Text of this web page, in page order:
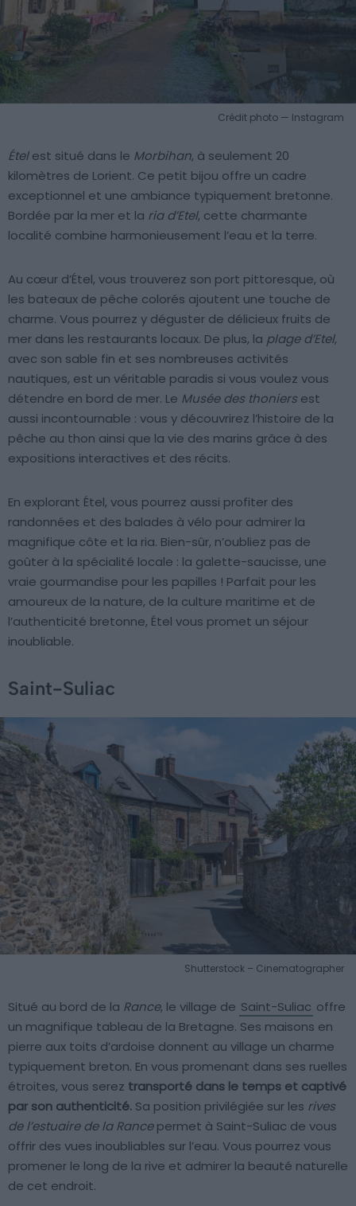
Crédit photo — Instagram
Ételest situé dans le Morbihan, à seulement 20
kilomètres de Lorient. Ce petit bijou offre un cadre
exceptionnel et une ambiance typiquement bretonne.
Bordée par la mer et la ria d’Etel, cette charmante
localité combine harmonieusement l’eau et la terre.
Au cœur d’Étel, vous trouverez son port pittoresque, où
les bateaux de pêche colorés ajoutent une touche de
charme. Vous pourrez y déguster de délicieux fruits de
mer dans les restaurants locaux. De plus, la plage d’Etel,
avec son sable fin et ses nombreuses activités
nautiques, est un véritable paradis si vous voulez vous
détendre en bord de mer. Le Musée des thoniers est
aussi incontournable : vous y découvrirez l’histoire de la
pêche au thon ainsi que la vie des marins grâce à des
expositions interactives et des récits.
En explorant Étel, vous pourrez aussi profiter des
randonnées et des balades à vélo pour admirer la
magnifique côte et la ria. Bien-sûr, n’oubliez pas de
goûter à la spécialité locale : la galette-saucisse, une
vraie gourmandise pour les papilles ! Parfait pour les
amoureux de la nature, de la culture maritime et de
l’authenticité bretonne, Étel vous promet un séjour
inoubliable.
Saint-Suliac
Shutterstock – Cinematographer
Situé au bord de la Rance, le village de Saint-Suliac offre
un magnifique tableau de la Bretagne. Ses maisons en
pierre aux toits d’ardoise donnent au village un charme
typiquement breton. En vous promenant dans ses ruelles
étroites, vous serez transporté dans le temps et captivé
par son authenticité. Sa position privilégiée sur les rives
de l’estuaire de la Rancepermet à Saint-Suliac de vous
offrir des vues inoubliables sur l’eau. Vous pourrez vous
promener le long de la rive et admirer la beauté naturelle
de cet endroit.